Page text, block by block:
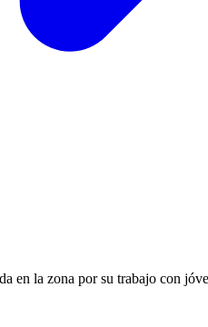
la zona por su trabajo con